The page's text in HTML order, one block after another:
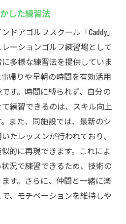
システムによる安心のセキ
ルフでスキルアップ！厚木
したシミュレーションゴル
析で効率的なスキルアップ
の新しいトレーニング方法
実践的な練習が可能
の改善に役立つ機能
のシミュレーション性能
たり！厚木市鳶尾のCaddyで
時間練習のメリット
した練習法
ドアゴルフスクール「Caddy」
ーションゴルフ練習場として
多様な練習法を提供していま
帰りや早朝の時間を有効活用
す。時間に縛られず、自分の
練習できるのは、スキル向上
また、同施設では、最新のシ
たレッスンが行われており、
的に再現できます。これによ
況で練習できるため、技術の
す。さらに、仲間と一緒に楽
、モチベーションを維持しや